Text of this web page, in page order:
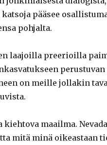
pääsee
pohjalta.
laajoilla preerioilla
on meille jollakin
maailma.
mitä minä oikeastaan